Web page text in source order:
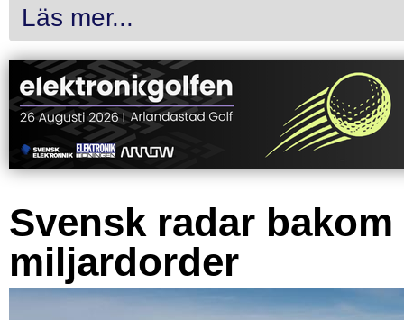
Läs mer...
Svensk radar bakom
miljardorder